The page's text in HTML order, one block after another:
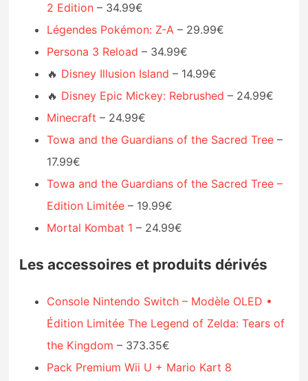
2 Edition – 34.99€
Légendes Pokémon: Z-A – 29.99€
Persona 3 Reload – 34.99€
🔥 Disney Illusion Island – 14.99€
🔥 Disney Epic Mickey: Rebrushed – 24.99€
Minecraft – 24.99€
Towa and the Guardians of the Sacred Tree –
17.99€
Towa and the Guardians of the Sacred Tree –
Edition Limitée – 19.99€
Mortal Kombat 1 – 24.99€
Les accessoires et produits dérivés
Console Nintendo Switch – Modèle OLED •
Édition Limitée The Legend of Zelda: Tears of
the Kingdom – 373.35€
Pack Premium Wii U + Mario Kart 8